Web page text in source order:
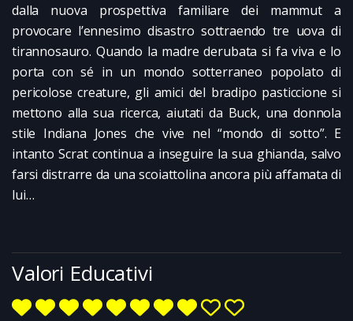
dalla nuova prospettiva familiare dei mammut a
provocare l’ennesimo disastro sottraendo tre uova di
tirannosauro. Quando la madre derubata si fa viva e lo
porta con sé in un mondo sotterraneo popolato di
pericolose creature, gli amici del bradipo pasticcione si
mettono alla sua ricerca, aiutati da Buck, una donnola
stile Indiana Jones che vive nel “mondo di sotto”. E
intanto Scrat continua a inseguire la sua ghianda, salvo
farsi distrarre da una scoiattolina ancora più affamata di
lui…
Valori Educativi